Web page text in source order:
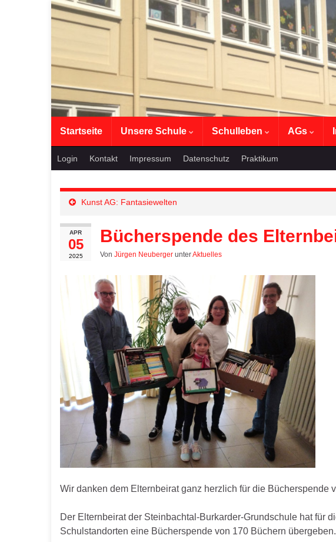
Startseite Unsere Schule Schulleben AGs
Login Kontakt Impressum Datenschutz Praktikum
Kunst AG: Fantasiewelten
APR
05
2025
Bücherspende des
Von Jürgen Neuberger unterAktuelles
Wir danken dem Elternbeirat ganz herzlich für die Bücherspende
Der Elternbeirat der Steinbachtal-Burkarder-Grundschule hat für
Schulstandorten eine Bücherspende von 170 Büchern übergeben.